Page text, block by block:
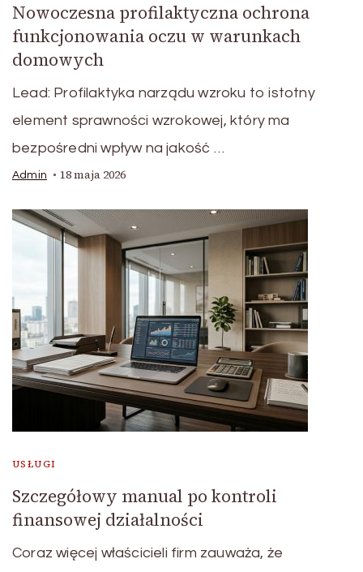
Nowoczesna profilaktyczna ochrona
funkcjonowania oczu w warunkach
domowych
Lead: Profilaktyka narządu wzroku to istotny
element sprawności wzrokowej, który ma
bezpośredni wpływ na jakość …
Admin 18 maja 2026
USŁUGI
Szczegółowy manual po kontroli
finansowej działalności
Coraz więcej właścicieli firm zauważa, że